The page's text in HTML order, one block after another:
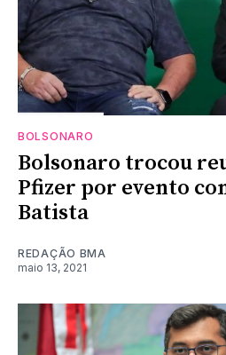
BOLSONARO
Bolsonaro trocou
Pfizer por evento
Batista
REDAÇÃO BMA
maio 13, 2021